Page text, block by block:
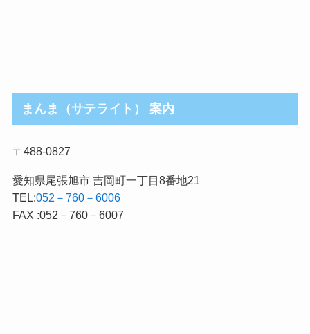
まんま（サテライト） 案内
〒488-0827
愛知県尾張旭市 吉岡町一丁目8番地21
TEL:052－760－6006
FAX :052－760－6007